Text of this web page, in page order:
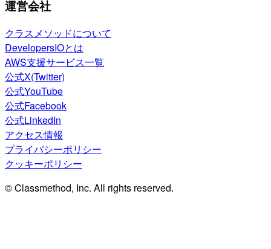
運営会社
クラスメソッドについて
DevelopersIOとは
AWS支援サービス一覧
公式X(Twitter)
公式YouTube
公式Facebook
公式LinkedIn
アクセス情報
プライバシーポリシー
クッキーポリシー
© Classmethod, Inc. All rights reserved.